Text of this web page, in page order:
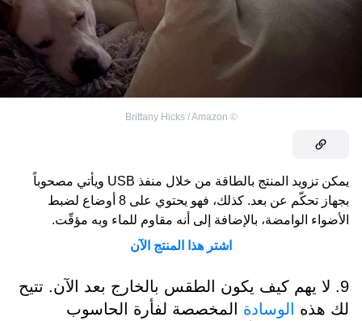
©
Brittany Hicks / Amazon
يمكن تزويد المنتج بالطاقة من خلال منفذ USB ويأتي مصحوباً
بجهاز تحكّم عن بعد. كذلك، فهو يحتوي على 8 أوضاع لضبط
الأضواء الوامضة، بالإضافة إلى أنه مقاوم للماء وبه مؤقّت.
اشتر هذا المنتج الآن
9. لا يهم كيف يكون الطقس بالخارج بعد الآن. تتيح
لك هذه الوسادة المخصصة لفأرة الحاسوب